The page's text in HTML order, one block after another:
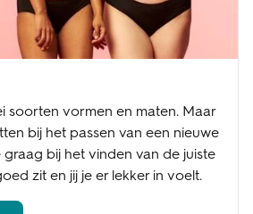
soorten vormen en maten. Maar
bij het passen van een nieuwe
graag bij het vinden van de juiste
zit en jij je er lekker in voelt.